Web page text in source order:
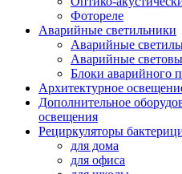
Фотореле
Аварийные светильники
Аварийные
Аварийные
Блоки аварийного
Архитектурное
Дополнительное
освещения
Рециркуляторы
для дома
для офиса